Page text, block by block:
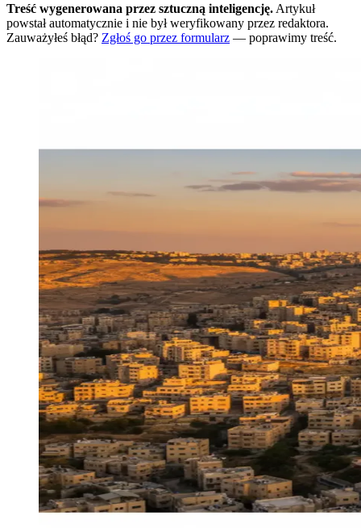
Treść wygenerowana przez sztuczną inteligencję. Artykuł
powstał automatycznie i nie był weryfikowany przez redaktora.
Zauważyłeś błąd? Zgłoś go przez formularz — poprawimy treść.